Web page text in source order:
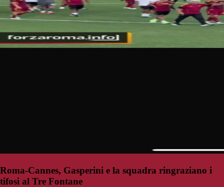
Roma-Cannes, Gasperini e la squadra ringraziano i
tifosi al Tre Fontane